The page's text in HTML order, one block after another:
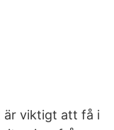
är viktigt att få i